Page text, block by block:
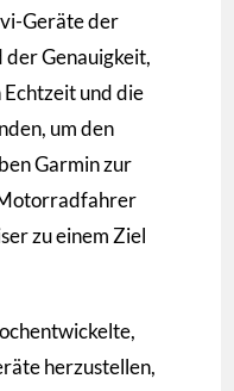
Geräte der
der Genauigkeit,
und die
um den
Garmin zur
zu einem Ziel
herzustellen,